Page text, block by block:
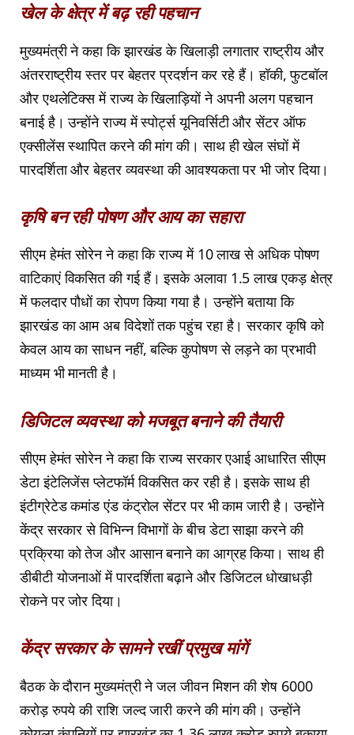
खेल के क्षेत्र में बढ़ रही पहचान
मुख्यमंत्री ने कहा कि झारखंड के खिलाड़ी लगातार राष्ट्रीय और
अंतरराष्ट्रीय स्तर पर बेहतर प्रदर्शन कर रहे हैं। हॉकी, फुटबॉल
और एथलेटिक्स में राज्य के खिलाड़ियों ने अपनी अलग पहचान
बनाई है। उन्होंने राज्य में स्पोर्ट्स यूनिवर्सिटी और सेंटर ऑफ
एक्सीलेंस स्थापित करने की मांग की। साथ ही खेल संघों में
पारदर्शिता और बेहतर व्यवस्था की आवश्यकता पर भी जोर दिया।
कृषि बन रही पोषण और आय का सहारा
सीएम हेमंत सोरेन ने कहा कि राज्य में 10 लाख से अधिक पोषण
वाटिकाएं विकसित की गई हैं। इसके अलावा 1.5 लाख एकड़ क्षेत्र
में फलदार पौधों का रोपण किया गया है। उन्होंने बताया कि
झारखंड का आम अब विदेशों तक पहुंच रहा है। सरकार कृषि को
केवल आय का साधन नहीं, बल्कि कुपोषण से लड़ने का प्रभावी
माध्यम भी मानती है।
डिजिटल व्यवस्था को मजबूत बनाने की तैयारी
सीएम हेमंत सोरेन ने कहा कि राज्य सरकार एआई आधारित सीएम
डेटा इंटेलिजेंस प्लेटफॉर्म विकसित कर रही है। इसके साथ ही
इंटीग्रेटेड कमांड एंड कंट्रोल सेंटर पर भी काम जारी है। उन्होंने
केंद्र सरकार से विभिन्न विभागों के बीच डेटा साझा करने की
प्रक्रिया को तेज और आसान बनाने का आग्रह किया। साथ ही
डीबीटी योजनाओं में पारदर्शिता बढ़ाने और डिजिटल धोखाधड़ी
रोकने पर जोर दिया।
केंद्र सरकार के सामने रखीं प्रमुख मांगें
बैठक के दौरान मुख्यमंत्री ने जल जीवन मिशन की शेष 6000
करोड़ रुपये की राशि जल्द जारी करने की मांग की। उन्होंने